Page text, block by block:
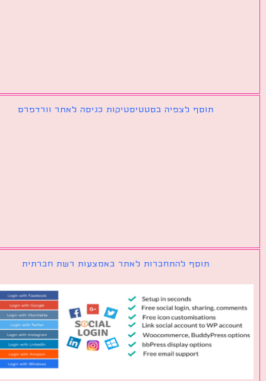
תוסף לצפיה בסטטיסטיקות כניסה לאתר וורדפרס
תוסף להתחברות לאתר באמצעות רשת חברתית